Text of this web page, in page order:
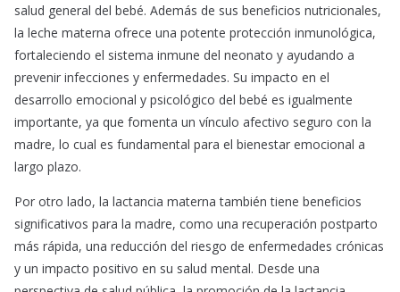
salud general del bebé. Además de sus beneficios nutricionales,
la leche materna ofrece una potente protección inmunológica,
fortaleciendo el sistema inmune del neonato y ayudando a
prevenir infecciones y enfermedades. Su impacto en el
desarrollo emocional y psicológico del bebé es igualmente
importante, ya que fomenta un vínculo afectivo seguro con la
madre, lo cual es fundamental para el bienestar emocional a
largo plazo.
Por otro lado, la lactancia materna también tiene beneficios
significativos para la madre, como una recuperación postparto
más rápida, una reducción del riesgo de enfermedades crónicas
y un impacto positivo en su salud mental. Desde una